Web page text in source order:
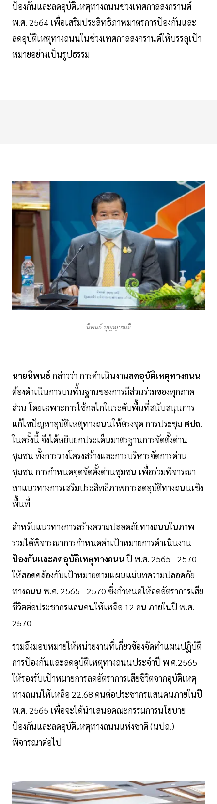
ป้องกันและลดอุบัติเหตุทางถนนช่วงเทศกาลสงกรานต์
พ.ศ. 2564 เพื่อเสริมประสิทธิภาพมาตรการป้องกันและ
ลดอุบัติเหตุทางถนนในช่วงเทศกาลสงกรานต์ให้บรรลุเป้า
หมายอย่างเป็นรูปธรรม
นิพนธ์ บุญญามณี
นายนิพนธ์ กล่าวว่า การดำเนินงานลดอุบัติเหตุทางถนน
ต้องดำเนินการบนพื้นฐานของการมีส่วนร่วมของทุกภาค
ส่วน โดยเฉพาะการใช้กลไกในระดับพื้นที่สนับสนุนการ
แก้ไขปัญหาอุบัติเหตุทางถนนให้ตรงจุด การประชุม ศปถ.
ในครั้งนี้ จึงได้หยิบยกประเด็นมาตรฐานการจัดตั้งด่าน
ชุมชน ทั้งการวางโครงสร้างและการบริหารจัดการด่าน
ชุมชน การกำหนดจุดจัดตั้งด่านชุมชน เพื่อร่วมพิจารณา
หาแนวทางการเสริมประสิทธิภาพการลดอุบัติทางถนนเชิง
พื้นที่
สำหรับแนวทางการสร้างความปลอดภัยทางถนนในภาพ
รวมได้พิจารณาการกำหนดค่าเป้าหมายการดำเนินงาน
ป้องกันและลดอุบัติเหตุทางถนน ปี พ.ศ. 2565 - 2570
ให้สอดคล้องกับเป้าหมายตามแผนแม่บทความปลอดภัย
ทางถนน พ.ศ. 2565 - 2570 ซึ่งกำหนดให้ลดอัตราการเสีย
ชีวิตต่อประชากรแสนคนให้เหลือ 12 คน ภายในปี พ.ศ.
2570
รวมถึงมอบหมายให้หน่วยงานที่เกี่ยวข้องจัดทำแผนปฏิบัติ
การป้องกันและลดอุบัติเหตุทางถนนประจำปี พ.ศ.2565
ให้รองรับเป้าหมายการลดอัตราการเสียชีวิตจากอุบัติเหตุ
ทางถนนให้เหลือ 22.68 คนต่อประชากรแสนคนภายในปี
พ.ศ. 2565 เพื่อจะได้นำเสนอคณะกรรมการนโยบาย
ป้องกันและลดอุบัติเหตุทางถนนแห่งชาติ (นปถ.)
พิจารณาต่อไป